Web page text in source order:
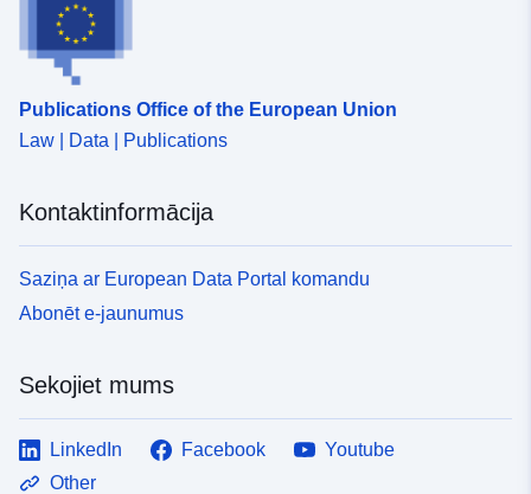
Publications Office of the European Union
Law | Data | Publications
Kontaktinformācija
Saziņa ar European Data Portal komandu
Abonēt e-jaunumus
Sekojiet mums
LinkedIn Facebook
Youtube
Other